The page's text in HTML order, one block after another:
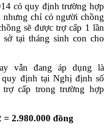
có quy định trường hợp
chỉ có người chồng
sẽ được trợ cấp 1 lần
tại tháng sinh con cho
vẫn đang áp dụng là
quy định tại Nghị định số
cấp trong trường hợp
= 2.980.000 đồng